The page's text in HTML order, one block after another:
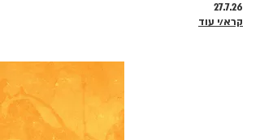
27.7.26
קרא/י עוד